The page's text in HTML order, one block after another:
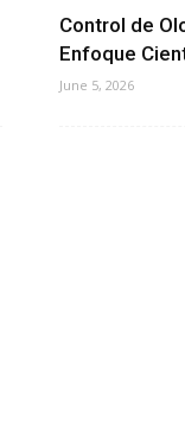
Control de
Enfoque
June 5, 2026